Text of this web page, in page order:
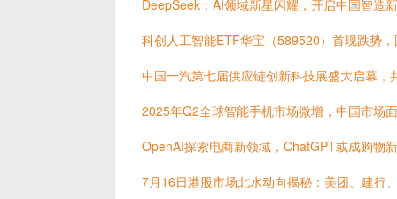
DeepSeek：AI领域新星闪耀，开启中国智造
科创人工智能ETF华宝（589520）首现跌势
中国一汽第七届供应链创新科技展盛大启幕，
2025年Q2全球智能手机市场微增，中国市场
OpenAI探索电商新领域，ChatGPT或成购物
7月16日港股市场北水动向揭秘：美团、建行